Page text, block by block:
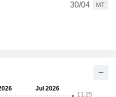
30/04
MT